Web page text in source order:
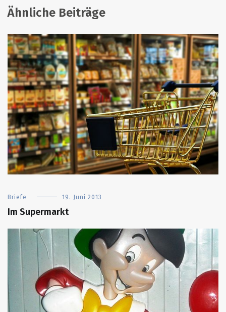
Ähnliche Beiträge
Briefe 19. Juni 2013
Im Supermarkt